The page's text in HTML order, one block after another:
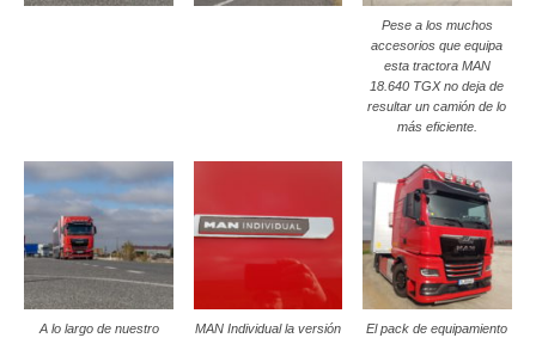
Pese a los muchos
accesorios que equipa
esta tractora MAN
18.640 TGX no deja de
resultar un camión de lo
más eficiente.
A lo largo de nuestro
MAN Individual la versión
El pack de equipamiento